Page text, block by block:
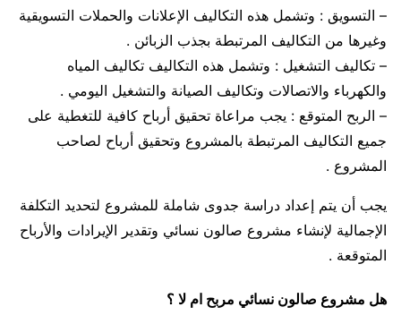
– التسويق : وتشمل هذه التكاليف الإعلانات والحملات التسويقية
وغيرها من التكاليف المرتبطة بجذب الزبائن .
– تكاليف التشغيل : وتشمل هذه التكاليف تكاليف المياه
والكهرباء والاتصالات وتكاليف الصيانة والتشغيل اليومي .
– الربح المتوقع : يجب مراعاة تحقيق أرباح كافية للتغطية على
جميع التكاليف المرتبطة بالمشروع وتحقيق أرباح لصاحب
المشروع .
يجب أن يتم إعداد دراسة جدوى شاملة للمشروع لتحديد التكلفة
الإجمالية لإنشاء مشروع صالون نسائي وتقدير الإيرادات والأرباح
المتوقعة .
هل مشروع صالون نسائي مربح ام لا ؟